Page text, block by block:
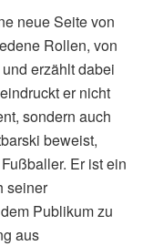
neue Seite von
Rollen, von
erzählt dabei
er nicht
sondern auch
beweist,
Er ist ein
seiner
Publikum zu
aus